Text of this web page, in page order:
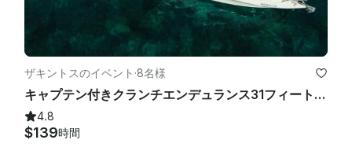
ザキントスのイベント ·8名様
キャプテン付きクランチエンデュランス31フィートヨットチャーター
4.8
$139時間